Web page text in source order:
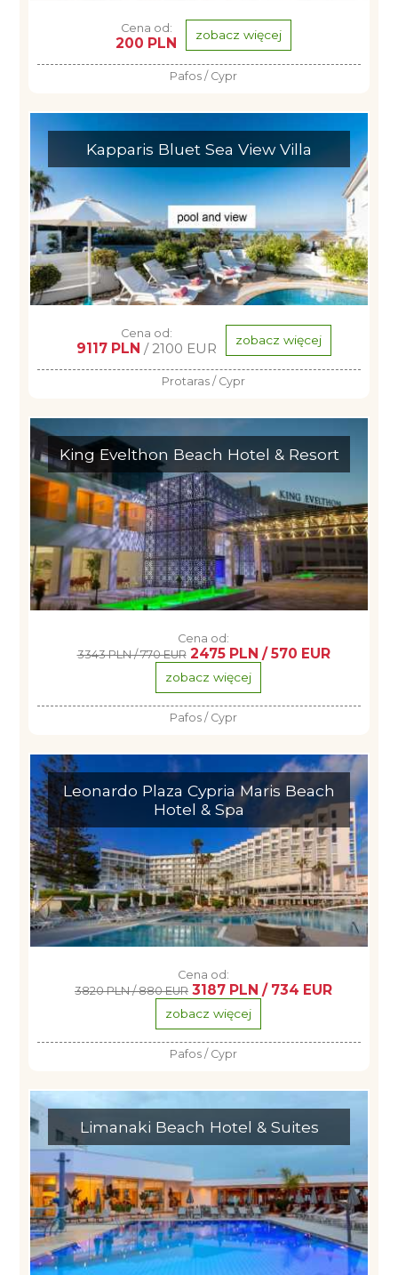
Cena od:
200 PLN zobacz więcej
Pafos / Cypr
Kapparis Bluet Sea View Villa
Cena od:
9117 PLN / 2100 EUR zobacz więcej
Protaras / Cypr
King Evelthon Beach Hotel & Resort
Cena od:
3343 PLN / 770 EUR 2475 PLN / 570 EUR
zobacz więcej
Pafos / Cypr
Leonardo Plaza Cypria Maris Beach
Hotel & Spa
Cena od:
3820 PLN / 880 EUR 3187 PLN / 734 EUR
zobacz więcej
Pafos / Cypr
Limanaki Beach Hotel & Suites